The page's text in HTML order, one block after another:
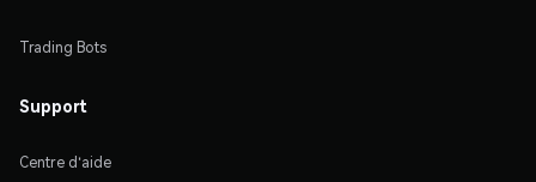
Trading Bots
Support
Centre d'aide